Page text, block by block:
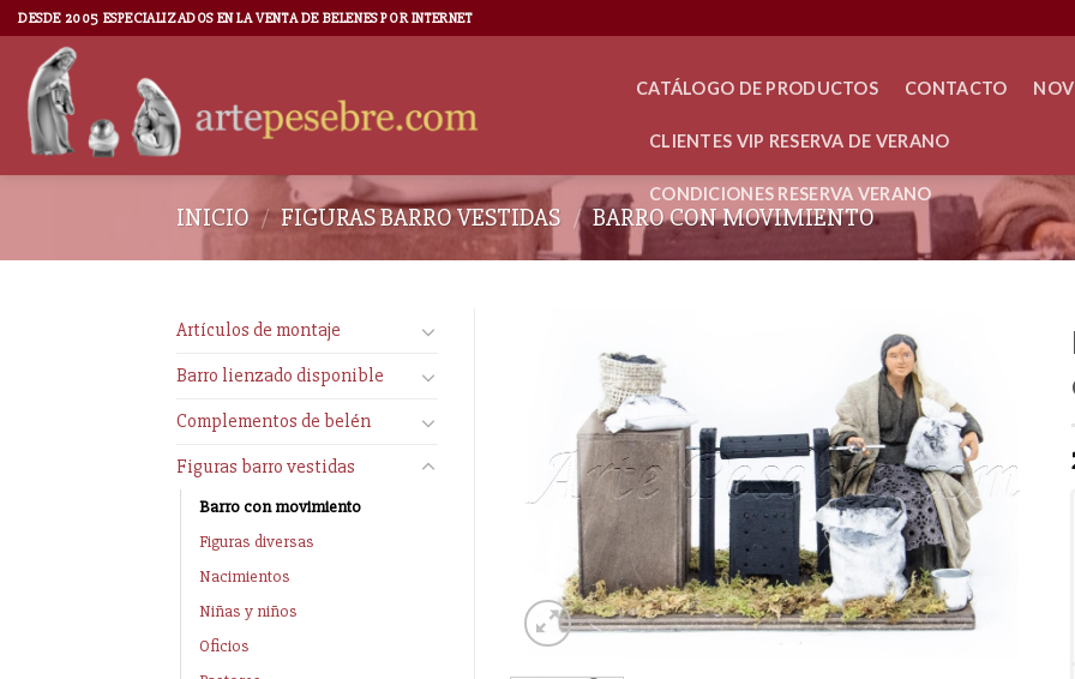
DESDE 2005 ESPECIALIZADOS EN LA VENTA DE BELENES POR INTERNET
CATÁLOGO DE PRODUCTOS CONTACTO
CLIENTES VIP RESERVA DE VERANO
CONDICIONES RESERVA VERANO
INICIO / FIGURAS BARRO VESTIDAS / BARRO CON MOVIMIENTO
Artículos de montaje
Barro lienzado disponible
Complementos de belén
Figuras barro vestidas
Barro con movimiento
Figuras diversas
Nacimientos
Niñas y niños
Oficios